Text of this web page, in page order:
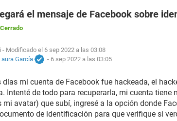
el mensaje de Facebook sobre
- Modificado el 6 sep 2022 a las 03:08
García
- 6 sep 2022 a las 03:05
días mi cuenta de Facebook fue hackeada, el
Intenté de todo para recuperarla, mi cuenta tiene
mi avatar) que subí, ingresé a la opción donde
de identificación para que verifique si